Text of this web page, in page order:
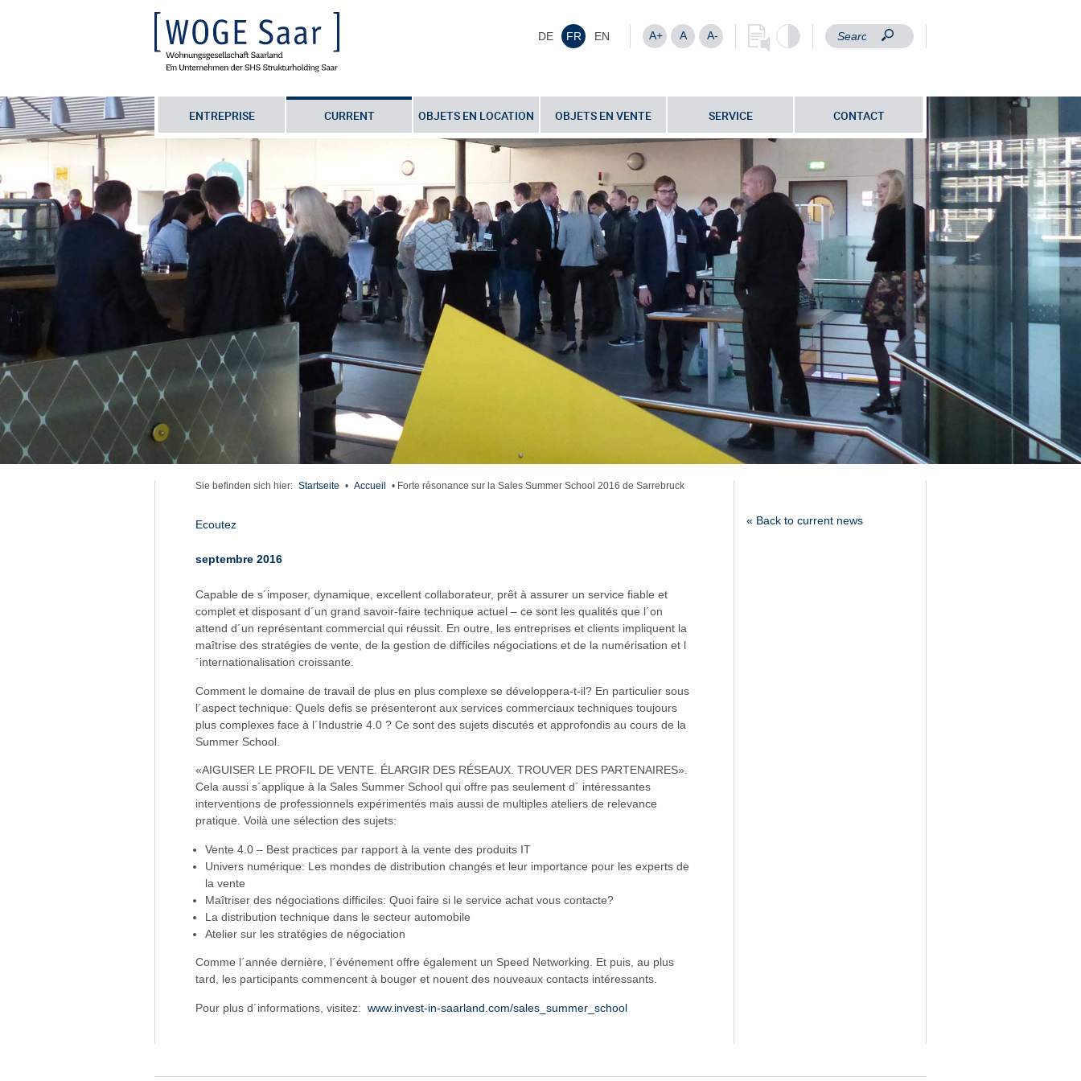
DE FR EN A+ A A-
ENTREPRISE CURRENT OBJETS EN LOCATION OBJETS EN VENTE SERVICE CONTACT
Sie befinden sich hier: Startseite • Accueil • Forte résonance sur la Sales Summer School 2016 de Sarrebruck
Ecoutez
septembre 2016
Capable de s´imposer, dynamique, excellent collaborateur, prêt à assurer un service fiable et
complet et disposant d´un grand savoir-faire technique actuel – ce sont les qualités que l´on
attend d´un représentant commercial qui réussit. En outre, les entreprises et clients impliquent la
maîtrise des stratégies de vente, de la gestion de difficiles négociations et de la numérisation et l
´internationalisation croissante.
Comment le domaine de travail de plus en plus complexe se développera-t-il? En particulier sous
l´aspect technique: Quels defis se présenteront aux services commerciaux techniques toujours
plus complexes face à l´Industrie 4.0 ? Ce sont des sujets discutés et approfondis au cours de la
Summer School.
«AIGUISER LE PROFIL DE VENTE. ÉLARGIR DES RÉSEAUX. TROUVER DES PARTENAIRES».
Cela aussi s´applique à la Sales Summer School qui offre pas seulement d´ intéressantes
interventions de professionnels expérimentés mais aussi de multiples ateliers de relevance
pratique. Voilà une sélection des sujets:
Vente 4.0 – Best practices par rapport à la vente des produits IT
Univers numérique: Les mondes de distribution changés et leur importance pour les experts de
la vente
Maîtriser des négociations difficiles: Quoi faire si le service achat vous contacte?
La distribution technique dans le secteur automobile
Atelier sur les stratégies de négociation
Comme l´année dernière, l´événement offre également un Speed Networking. Et puis, au plus
tard, les participants commencent à bouger et nouent des nouveaux contacts intéressants.
Pour plus d´informations, visitez: www.invest-in-saarland.com/sales_summer_school
« Back to current news